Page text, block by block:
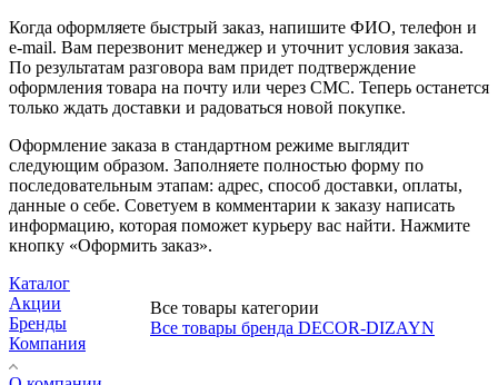
Когда оформляете быстрый заказ, напишите ФИО, телефон и
e-mail. Вам перезвонит менеджер и уточнит условия заказа.
По результатам разговора вам придет подтверждение
оформления товара на почту или через СМС. Теперь останется
только ждать доставки и радоваться новой покупке.
Оформление заказа в стандартном режиме выглядит
следующим образом. Заполняете полностью форму по
последовательным этапам: адрес, способ доставки, оплаты,
данные о себе. Советуем в комментарии к заказу написать
информацию, которая поможет курьеру вас найти. Нажмите
кнопку «Оформить заказ».
Все товары категории
Все товары бренда DECOR-DIZAYN
Каталог
Акции
Бренды
Компания